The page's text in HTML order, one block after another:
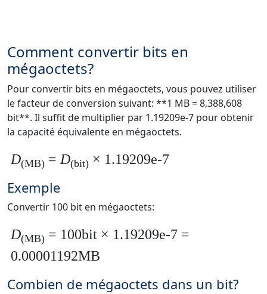
Comment convertir bits en
mégaoctets?
Pour convertir bits en mégaoctets, vous pouvez utiliser
le facteur de conversion suivant: **1 MB = 8,388,608
bit**. Il suffit de multiplier par 1.19209e-7 pour obtenir
la capacité équivalente en mégaoctets.
D(MB) =D(bit) × 1.19209e-7
Exemple
Convertir 100 bit en mégaoctets:
D(MB) = 100bit × 1.19209e-7 =
0.00001192MB
Combien de mégaoctets dans un bit?